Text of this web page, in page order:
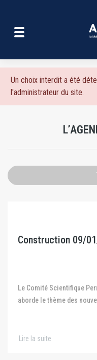
contenu
Message
d'erreur
Un choix interdit a été
l'administrateur du site.
Construction 09/
Le Comité Scientifique Permanent a souhaité que l'AMRAE
aborde le thème des
Lire la suite